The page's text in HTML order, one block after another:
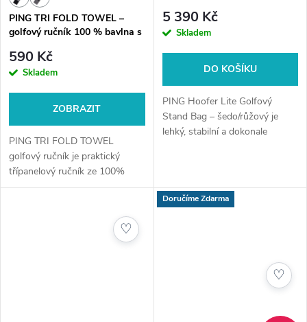
PING TRI FOLD TOWEL –
golfový ručník 100 % bavlna s
590 Kč
Skladem
ZOBRAZIT
PING TRI FOLD TOWEL
golfový ručník je praktický
třípanelový ručník ze 100%
bavlny s vysokou savostí. Díky
bag a máte jej vždy po ruce
5 390 Kč
Skladem
DO KOŠÍKU
PING Hoofer Lite Golfový
Stand Bag – šedo/růžový je
lehký, stabilní a dokonale
na...
♡
Doručíme Zdarma
♡